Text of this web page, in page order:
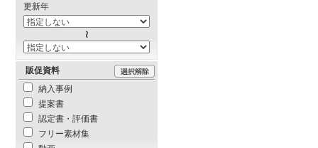
更新年
販促資料
納入事例
提案書
認定書・評価書
フリー素材集